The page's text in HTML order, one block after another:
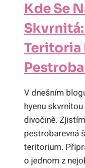
Kde Se
Teritoria
V dnešním
hyenu
divočině.
pestrobarevná
teritorium.
o jednom z